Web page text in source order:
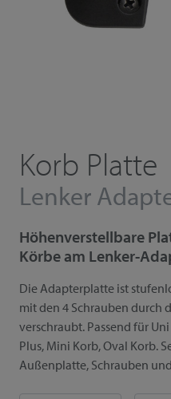
Korb Platte
Lenker
Höhenverstellbare
Körbe am Lenker-
Die Adapterplatte ist
mit den 4 Schrauben durch
verschraubt. Passend für
Plus, Mini Korb, Oval Korb.
Außenplatte, Schrauben